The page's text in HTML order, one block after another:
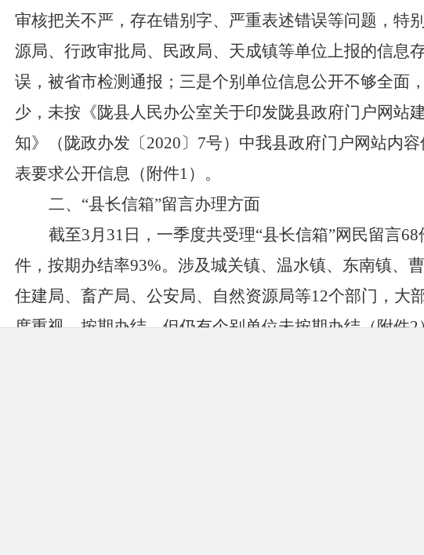
审核把关不严，存在错别字、严重表述错误等问题，特
源局、行政审批局、民政局、天成镇等单位上报的信息
误，被省市检测通报；三是个别单位信息公开不够全面
少，未按《陇县人民办公室关于印发陇县政府门户网站
知》（陇政办发〔2020〕 7号）中我县政府门户网站内
表要求公开信息（附件1）。
二、 “县长信箱”留言办理方面
截至3月 31日，一季度共受理“县长信箱”网民留言
件，按期办结率93%。涉及城关镇、温水镇、东南镇、
住建局、畜产局、公安局、自然资源局等12个部门，大
度重视、按期办结，但仍有个别单位未按期办结（附件2